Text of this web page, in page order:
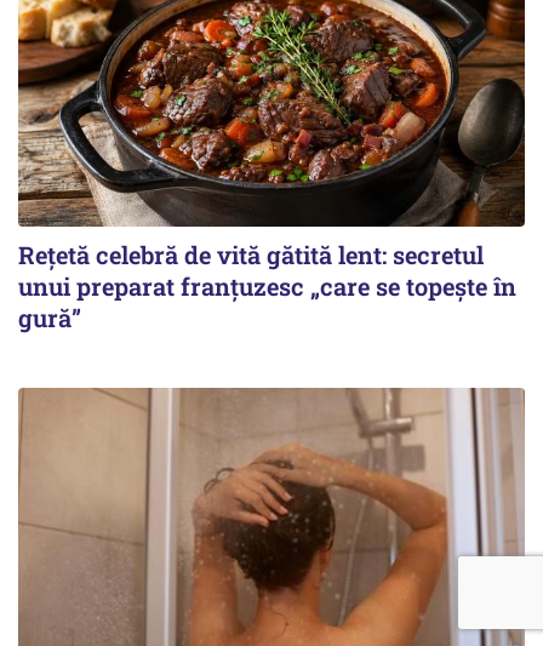
Rețetă celebră de vită gătită lent: secretul
unui preparat franțuzesc „care se topește în
gură”